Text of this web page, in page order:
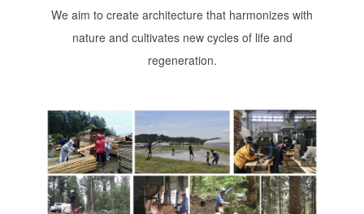
We aim to create architecture that harmonizes with
nature and cultivates new cycles of life and
regeneration.